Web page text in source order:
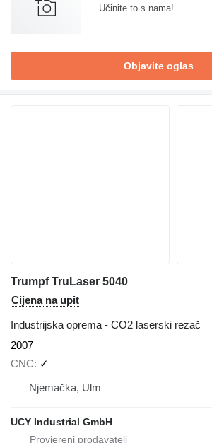
Učinite to s nama!
Objavite oglas
Trumpf TruLaser 5040
Cijena na upit
Industrijska oprema - CO2 laserski rezač
2007
CNC
✓
Njemačka, Ulm
UCY Industrial GmbH